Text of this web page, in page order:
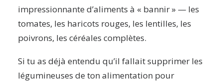
impressionnante d’aliments à « bannir » — les
tomates, les haricots rouges, les lentilles, les
poivrons, les céréales complètes.
Si tu as déjà entendu qu’il fallait supprimer les
légumineuses de ton alimentation pour